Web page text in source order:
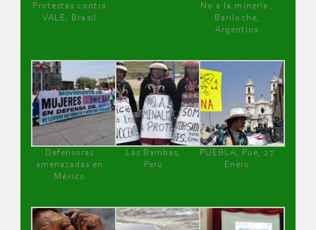
Protestas contra
VALE, Brasil
No a la minería ,
Bariloche,
Argentina
Defensoras
amenazadas en
México
Las Bambas,
Perú
PUEBLA, Pue, 27
Enero